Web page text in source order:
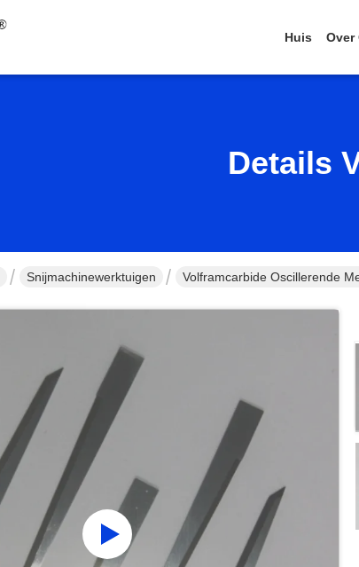
Huis Over
Details
Snijmachinewerktuigen Volframcarbide Oscillerende